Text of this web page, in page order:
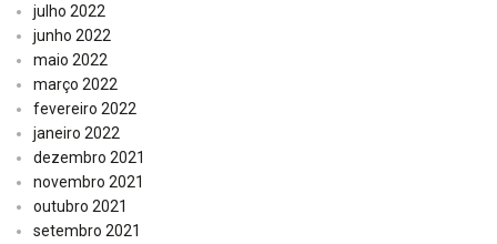
julho 2022
junho 2022
maio 2022
março 2022
fevereiro 2022
janeiro 2022
dezembro 2021
novembro 2021
outubro 2021
setembro 2021